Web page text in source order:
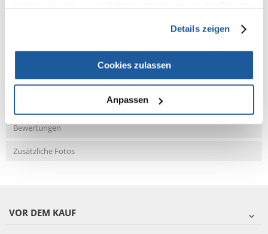
Details zeigen
Cookies zulassen
Anpassen
Fragen und Antworten (FAQ)
Bewertungen
Zusätzliche Fotos
VOR DEM KAUF